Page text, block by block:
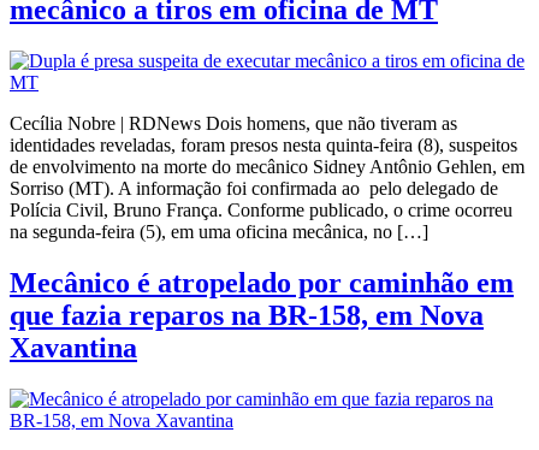
mecânico a tiros em oficina de MT
Cecília Nobre | RDNews Dois homens, que não tiveram as
identidades reveladas, foram presos nesta quinta-feira (8), suspeitos
de envolvimento na morte do mecânico Sidney Antônio Gehlen, em
Sorriso (MT). A informação foi confirmada ao pelo delegado de
Polícia Civil, Bruno França. Conforme publicado, o crime ocorreu
na segunda-feira (5), em uma oficina mecânica, no […]
Mecânico é atropelado por caminhão em
que fazia reparos na BR-158, em Nova
Xavantina